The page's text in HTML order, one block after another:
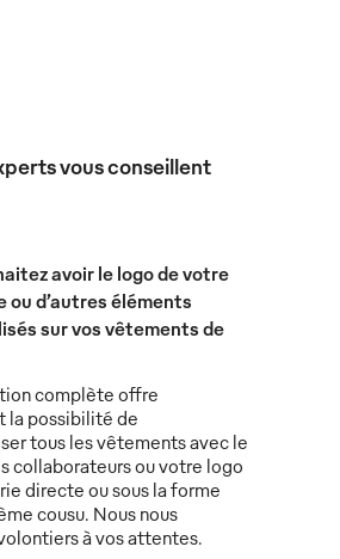
vous conseillent
avoir le logo de votre
ou d’autres éléments
sur vos vêtements de
complète offre
la possibilité de
tous les vêtements avec le
collaborateurs ou votre logo
directe ou sous la forme
cousu. Nous nous
à vos attentes.